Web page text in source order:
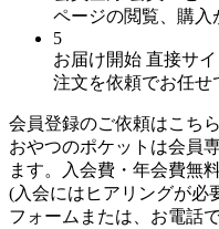
ページの閲覧、購入
5
お届け開始 直接サ
注文を依頼でお任せ
会員登録のご依頼はこちら
おやつのポケットは会員
ます。入会費・年会費無
(入会にはヒアリングが必
フォームまたは、お電話